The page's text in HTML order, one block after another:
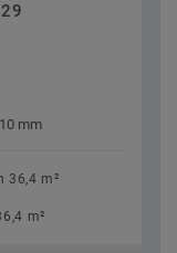
mm
36,4 m²
m²